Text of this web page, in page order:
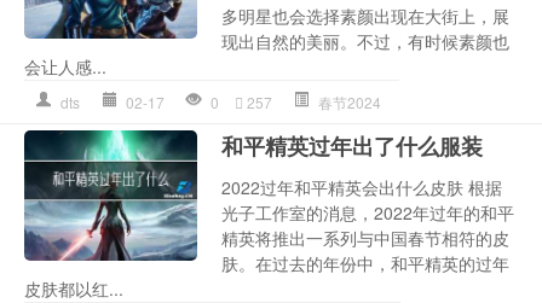
多明星也会选择素颜出现在大街上，展
现出自然的美丽。不过，有时候素颜也
会让人感...
dts 02-17 0 257 春节2024
和平精英过年出了什么服装
2022过年和平精英会出什么皮肤 根据
光子工作室的消息，2022年过年的和平
精英将推出一系列与中国春节相符的皮
肤。在过去的年份中，和平精英的过年
皮肤都以红...